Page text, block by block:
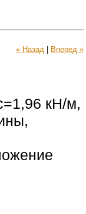
« Назад
Вперед »
кН/м,